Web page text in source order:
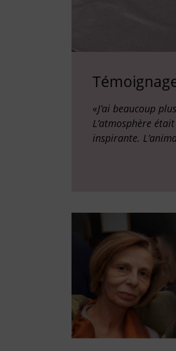
«J’ai beaucoup
L’atmosphère
inspirante.